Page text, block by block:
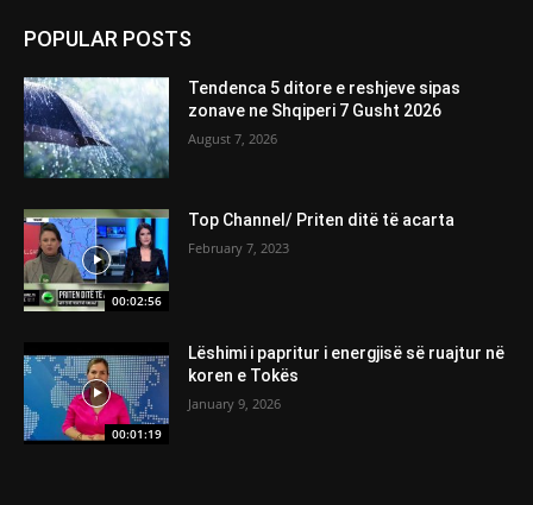
POPULAR POSTS
Tendenca 5 ditore e reshjeve sipas
zonave ne Shqiperi 7 Gusht 2026
August 7, 2026
00:02:56
Top Channel/ Priten ditë të acarta
February 7, 2023
00:01:19
Lëshimi i papritur i energjisë së ruajtur në
koren e Tokës
January 9, 2026